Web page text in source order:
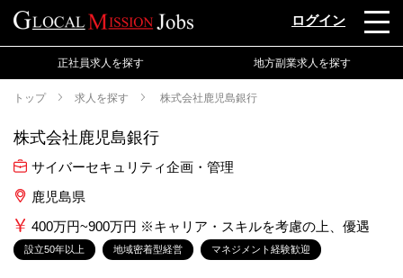
ログイン
正社員求人を探す 地方副業求人を探す
トップ 求人を探す 株式会社鹿児島銀行
株式会社鹿児島銀行
サイバーセキュリティ企画・管理
鹿児島県
400万円~900万円 ※キャリア・スキルを考慮の上、優遇
設立50年以上 地域密着型経営 マネジメント経験歓迎